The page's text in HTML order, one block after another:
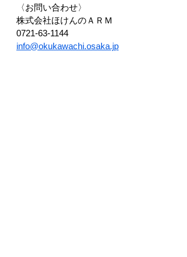
〈お問い合わせ〉
株式会社ほけんのＡＲＭ
0721-63-1144
info@okukawachi.osaka.jp